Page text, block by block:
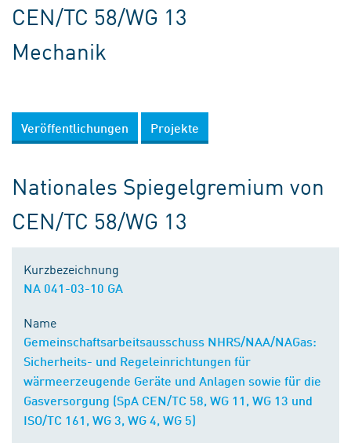
CEN/TC 58/WG 13
Mechanik
Veröffentlichungen Projekte
Nationales Spiegelgremium von
CEN/TC 58/WG 13
Kurzbezeichnung
NA 041-03-10 GA
Name
Gemeinschaftsarbeitsausschuss NHRS/NAA/NAGas:
Sicherheits- und Regeleinrichtungen für
wärmeerzeugende Geräte und Anlagen sowie für die
Gasversorgung (SpA CEN/TC 58, WG 11, WG 13 und
ISO/TC 161, WG 3, WG 4, WG 5)